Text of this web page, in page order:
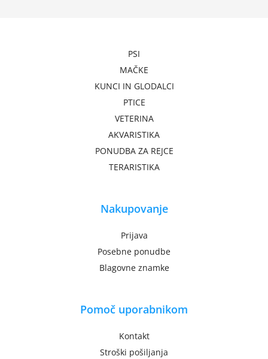
PSI
MAČKE
KUNCI IN GLODALCI
PTICE
VETERINA
AKVARISTIKA
PONUDBA ZA REJCE
TERARISTIKA
Nakupovanje
Prijava
Posebne ponudbe
Blagovne znamke
Pomoč uporabnikom
Kontakt
Stroški pošiljanja